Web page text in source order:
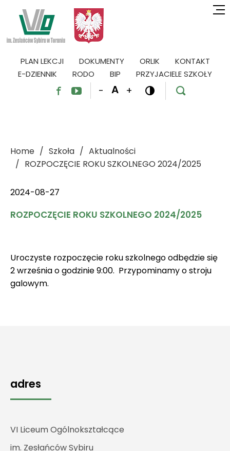
PLAN LEKCJI DOKUMENTY ORLIK
KONTAKT
E-DZIENNIK
RODO BIP PRZYJACIELE SZKOŁY
  - A +  
Home Szkoła
Aktualności
ROZPOCZĘCIE ROKU SZKOLNEGO 2024/2025
2024-08-27
ROZPOCZĘCIE ROKU SZKOLNEGO 2024/2025
Uroczyste rozpoczęcie roku szkolnego odbędzie się
2 września o godzinie 9:00. Przypominamy o stroju
galowym.
adres
VI Liceum Ogólnokształcące
im. Zesłańców Sybiru